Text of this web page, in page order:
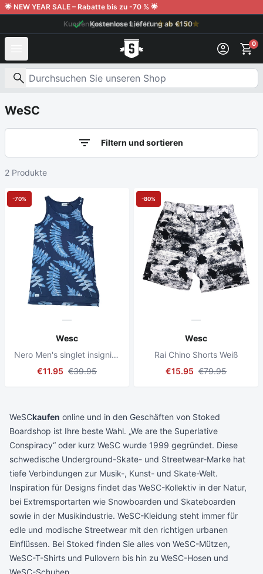
Weiter zum Inhalt
🌟 NEW YEAR SALE – Rabatte bis zu -70 % 🌟
Kunden geben uns 9,6/10
Kostenlose Lieferung ab €150
0
Nach Produkten suchen
WeSC
Filtern und sortieren
2 Produkte
Wesc
Nero Men's singlet insignia blue
€11.95 €39.95
-70%
Wesc
Rai Chino Shorts Weiß
€15.95 €79.95
-80%
WeSCkaufen online und in den Geschäften von Stoked
Boardshop ist Ihre beste Wahl. „We are the Superlative
Conspiracy“ oder kurz WeSC wurde 1999 gegründet. Diese
schwedische Underground-Skate- und Streetwear-Marke hat
tiefe Verbindungen zur Musik-, Kunst- und Skate-Welt.
Inspiration für Designs findet das WeSC-Kollektiv in der Natur,
bei Extremsportarten wie Snowboarden und Skateboarden
sowie in der Musikindustrie. WeSC-Kleidung steht immer für
edle und modische Streetwear mit den richtigen urbanen
Einflüssen. Bei Stoked finden Sie alles von WeSC-Mützen,
WeSC-T-Shirts und Pullovern bis hin zu WeSC-Hosen und
WeSC-Schuhen.